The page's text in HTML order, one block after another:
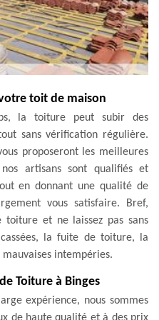
toit de maison
la toiture peut subir des
sans vérification régulière.
proposeront les meilleures
artisans sont qualifiés et
en donnant une qualité de
vous satisfaire. Bref,
toiture et ne laissez pas sans
la fuite de toiture, la
intempéries.
Toiture à Binges
expérience, nous sommes
de haute qualité et à des prix